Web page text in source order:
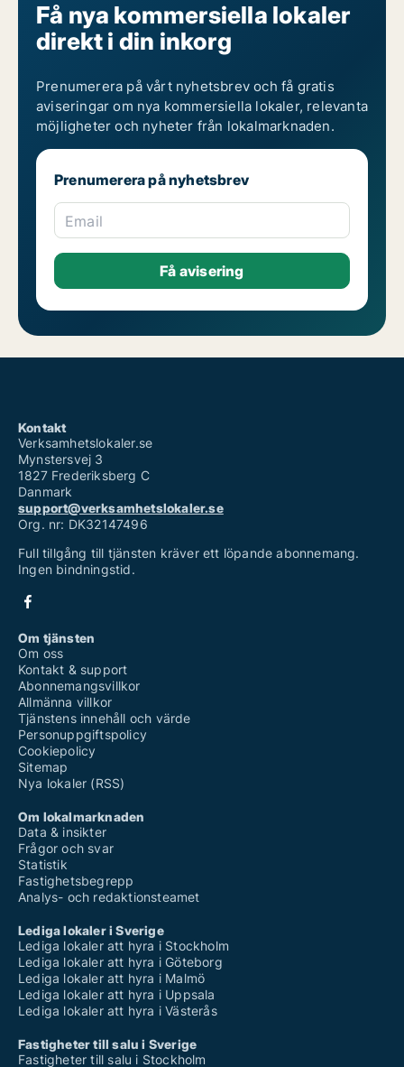
Få nya kommersiella lokaler
direkt i din inkorg
Prenumerera på vårt nyhetsbrev och få gratis
aviseringar om nya kommersiella lokaler, relevanta
möjligheter och nyheter från lokalmarknaden.
Prenumerera på nyhetsbrev
Email
Kontakt
Verksamhetslokaler.se
Mynstersvej 3
1827 Frederiksberg C
Danmark
support@verksamhetslokaler.se
Org. nr: DK32147496
Full tillgång till tjänsten kräver ett löpande abonnemang.
Ingen bindningstid.
Om tjänsten
Om oss
Kontakt & support
Abonnemangsvillkor
Allmänna villkor
Tjänstens innehåll och värde
Personuppgiftspolicy
Cookiepolicy
Sitemap
Nya lokaler (RSS)
Om lokalmarknaden
Data & insikter
Frågor och svar
Statistik
Fastighetsbegrepp
Analys- och redaktionsteamet
Lediga lokaler i Sverige
Lediga lokaler att hyra i Stockholm
Lediga lokaler att hyra i Göteborg
Lediga lokaler att hyra i Malmö
Lediga lokaler att hyra i Uppsala
Lediga lokaler att hyra i Västerås
Fastigheter till salu i Sverige
Fastigheter till salu i Stockholm